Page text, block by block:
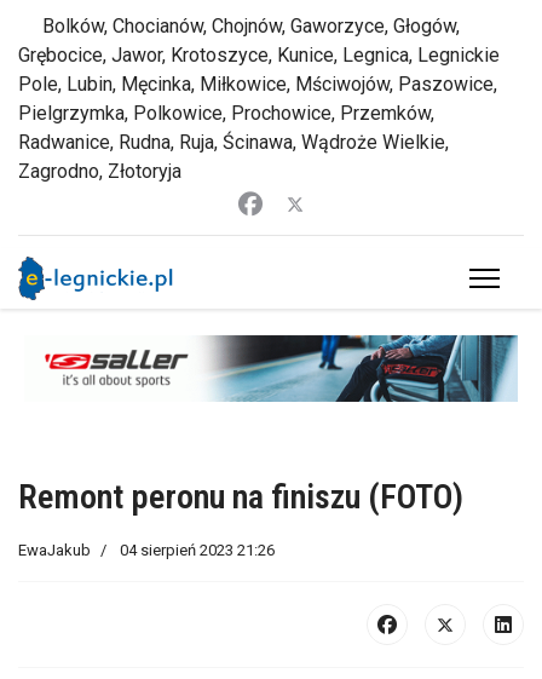
Bolków, Chocianów, Chojnów, Gaworzyce, Głogów,
Grębocice, Jawor, Krotoszyce, Kunice, Legnica, Legnickie
Pole, Lubin, Męcinka, Miłkowice, Mściwojów, Paszowice,
Pielgrzymka, Polkowice, Prochowice, Przemków,
Radwanice, Rudna, Ruja, Ścinawa, Wądroże Wielkie,
Zagrodno, Złotoryja
Remont peronu na finiszu (FOTO)
EwaJakub 04 sierpień 2023 21:26